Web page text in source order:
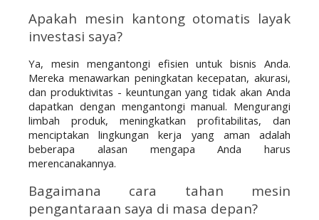
Apakah mesin kantong otomatis layak
investasi saya?
Ya, mesin mengantongi efisien untuk bisnis Anda.
Mereka menawarkan peningkatan kecepatan, akurasi,
dan produktivitas - keuntungan yang tidak akan Anda
dapatkan dengan mengantongi manual. Mengurangi
limbah produk, meningkatkan profitabilitas, dan
menciptakan lingkungan kerja yang aman adalah
beberapa alasan mengapa Anda harus
merencanakannya.
Bagaimana cara tahan mesin
pengantaraan saya di masa depan?